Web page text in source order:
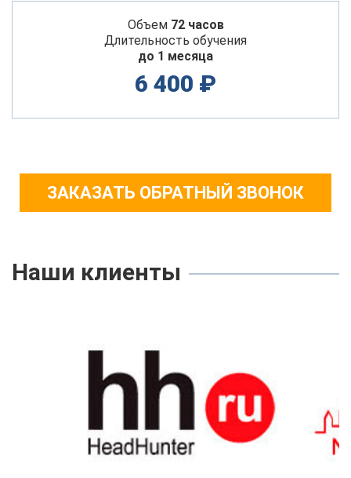
Объем 72 часов
Длительность обучения
до 1 месяца
6 400 ₽
ЗАКАЗАТЬ ОБРАТНЫЙ ЗВОНОК
Наши клиенты